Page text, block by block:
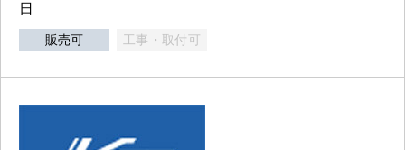
日
販売可 工事・取付可